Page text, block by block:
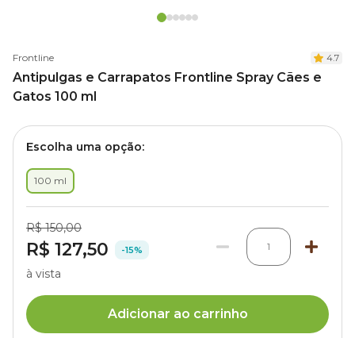
Frontline 4.7
Antipulgas e Carrapatos Frontline Spray Cães e
Gatos 100 ml
Escolha uma opção:
100 ml
R$ 150,00
R$ 127,50 -15% 1
à vista
Adicionar ao carrinho